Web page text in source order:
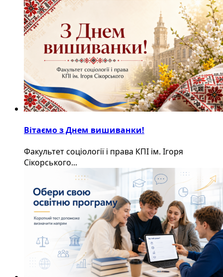
Вітаємо з Днем вишиванки!
Факультет соціології і права КПІ ім. Ігоря
Сікорського...